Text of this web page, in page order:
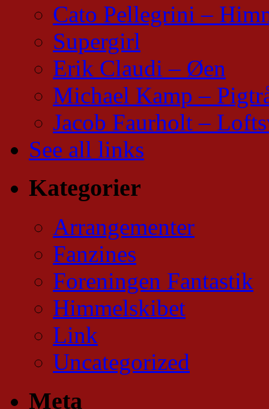
Cato Pellegrini –
Supergirl
Erik Claudi – Øen
Michael Kamp –
Jacob Faurholt –
See all links
Kategorier
Arrangementer
Fanzines
Foreningen Fantastik
Himmelskibet
Link
Uncategorized
Meta